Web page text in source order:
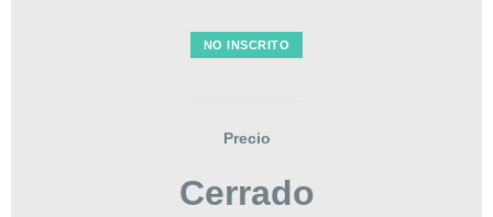
NO INSCRITO
Precio
Cerrado